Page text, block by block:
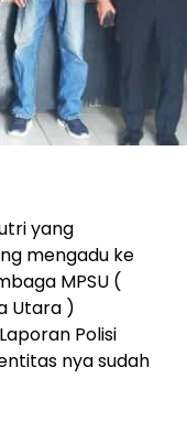
yang
mengadu ke
MPSU (
Utara )
Polisi
nya sudah